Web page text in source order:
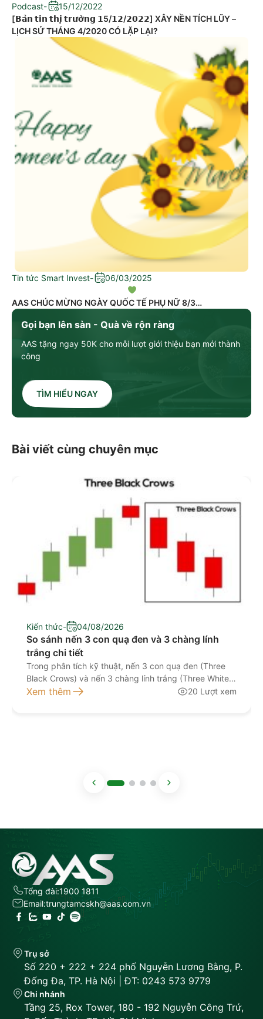
Gọi bạn lên sàn - Quà về rộn ràng
AAS tặng ngay 50K cho mỗi lượt giới thiệu bạn mới thành
công
TÌM HIỂU NGAY
Podcast-
15/12/2022
[𝗕𝗮̉𝗻 𝘁𝗶𝗻 𝘁𝗵𝗶̣ 𝘁𝗿𝘂̛𝗼̛̀𝗻𝗴 𝟭5/𝟭𝟮/𝟮𝟬𝟮𝟮] XÂY NỀN TÍCH LŨY –
LỊCH SỬ THÁNG 4/2020 CÓ LẶP LẠI?
Tin tức Smart Invest- 06/03/2025
AAS CHÚC MỪNG NGÀY QUỐC TẾ PHỤ NỮ 8/3
Bài viết cùng chuyên mục
Kiến thức- 04/08/2026
So sánh nến 3 con quạ đen và 3 chàng lính
trắng chi tiết
Trong phân tích kỹ thuật, nến 3 con quạ đen (Three
Black Crows) và nến 3 chàng lính trắng (Three White
Soldiers) là hai mô hình nến đảo chiều được nhiều nhà
Xem thêm 20 Lượt xem
Tổng đài:1900 1811
Email:trungtamcskh@aas.com.vn
Trụ sở
Số 220 + 222 + 224 phố Nguyễn Lương Bằng, P.
Đống Đa, TP. Hà Nội | ĐT: 0243 573 9779
Chi nhánh
Tầng 25, Rox Tower, 180 - 192 Nguyễn Công Trứ,